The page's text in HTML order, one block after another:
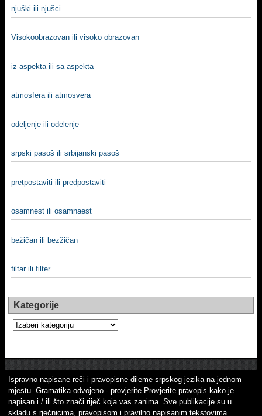
njuški ili njušci
Visokoobrazovan ili visoko obrazovan
iz aspekta ili sa aspekta
atmosfera ili atmosvera
odeljenje ili odelenje
srpski pasoš ili srbijanski pasoš
pretpostaviti ili predpostaviti
osamnest ili osamnaest
bežičan ili bezžičan
filtar ili filter
Kategorije
Kategorije
Ispravno napisane reči i pravopisne dileme srpskog jezika na jednom
mjestu. Gramatika odvojeno - provjerite Provjerite pravopis kako je
napisan i / ili što znači riječ koja vas zanima. Sve publikacije su u
skladu s rječnicima, pravopisom i pravilno napisanim tekstovima